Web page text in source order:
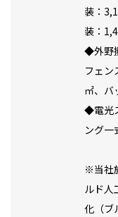
装：
装：
◆外野
フェ
㎡、バ
◆電光
ング
※当社
ルド人
化（ブ